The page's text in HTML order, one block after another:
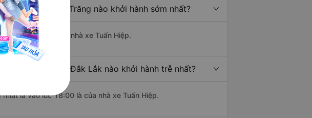
Trăng - Sóc Trăng nào khởi hành sớm nhất?
lúc 14:20 là của nhà xe Tuấn Hiệp.
từ Krông Pắk - Đắk Lắk nào khởi hành trễ nhất?
là vào lúc 18:00 là của nhà xe Tuấn Hiệp.